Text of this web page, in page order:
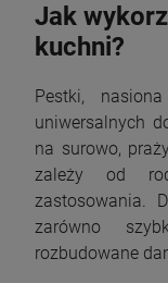
Jak
kuchni?
Pestki,
uniwersalnych
na surowo,
zależy od
zastosowania.
zarówno
rozbudowane